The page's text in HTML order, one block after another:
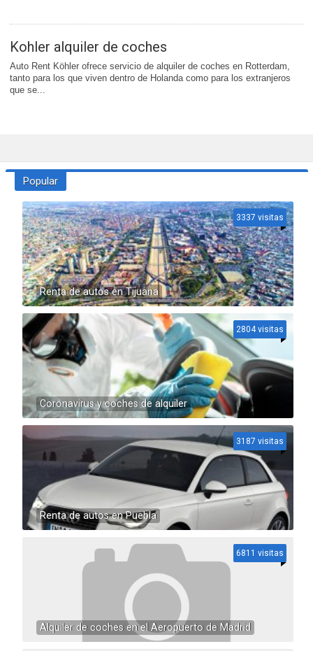
Kohler alquiler de coches
Auto Rent Köhler ofrece servicio de alquiler de coches en Rotterdam,
tanto para los que viven dentro de Holanda como para los extranjeros
que se...
Popular
Renta de autos en Tijuana
3337 visitas
Coronavirus y coches de alquiler
2804 visitas
Renta de autos en Puebla
3187 visitas
Alquiler de coches en el Aeropuerto de Madrid
6811 visitas